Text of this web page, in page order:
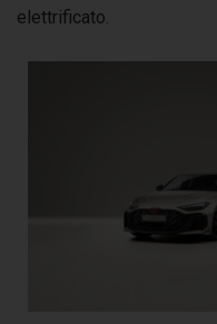
elettrificato.